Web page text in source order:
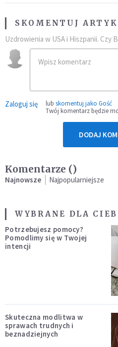
SKOMENTUJ
Uzdrowienia w USA i Hiszpanii. Czy
Zaloguj się lub skomentuj jako Gość
Twój komentarz będzie
DODAJ
Komentarze ()
Najnowsze Najpopularniejsze
WYBRANE DLA
Potrzebujesz pomocy?
Pomodlimy się w Twojej
intencji
Skuteczna modlitwa w
sprawach trudnych i
beznadziejnych